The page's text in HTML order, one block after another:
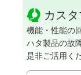
カス
機能・性能の
ハタ製品の故
是非ご活用く